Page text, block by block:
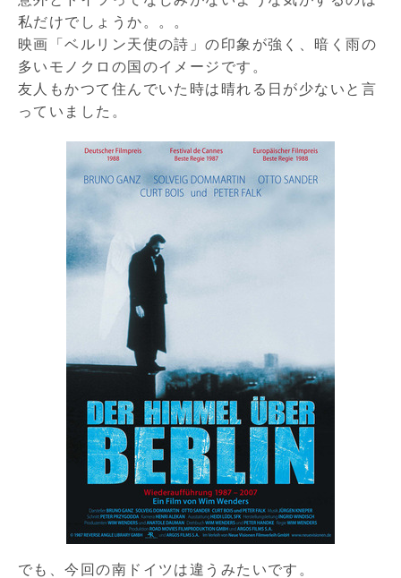
私だけでしょうか。。。
映画「ベルリン天使の詩」の印象が強く、暗く雨の
多いモノクロの国のイメージです。
友人もかつて住んでいた時は晴れる日が少ないと言
っていました。
でも、今回の南ドイツは違うみたいです。